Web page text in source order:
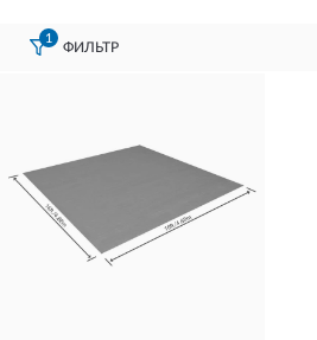
1
ФИЛЬТР